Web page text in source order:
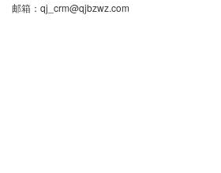
邮箱： qj_crm@qjbzwz.com